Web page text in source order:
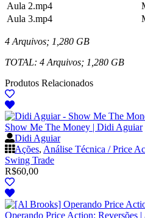
Aula 2.mp4
Aula 3.mp4
4 Arquivos; 1,280 GB
TOTAL: 4 Arquivos; 1,280 GB
Produtos Relacionados
Show Me The Money | Didi Aguiar
Didi Aguiar
Ações, Análise Técnica / Price
Swing Trade
R$60,00
Operando Price Action: Reversões